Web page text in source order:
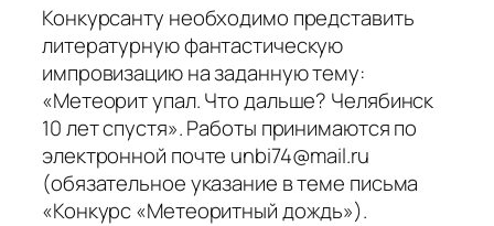
Конкурсанту необходимо представить
литературную фантастическую
импровизацию на заданную тему:
«Метеорит упал. Что дальше? Челябинск
10 лет спустя». Работы принимаются по
электронной почте unbi74@mail.ru
(обязательное указание в теме письма
«Конкурс «Метеоритный дождь»).